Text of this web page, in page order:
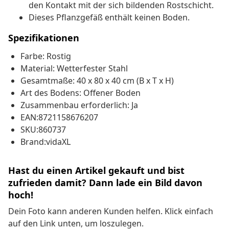
den Kontakt mit der sich bildenden Rostschicht.
Dieses Pflanzgefäß enthält keinen Boden.
Spezifikationen
Farbe: Rostig
Material: Wetterfester Stahl
Gesamtmaße: 40 x 80 x 40 cm (B x T x H)
Art des Bodens: Offener Boden
Zusammenbau erforderlich: Ja
EAN:8721158676207
SKU:860737
Brand:vidaXL
Hast du einen Artikel gekauft und bist
zufrieden damit? Dann lade ein Bild davon
hoch!
Dein Foto kann anderen Kunden helfen. Klick einfach
auf den Link unten, um loszulegen.